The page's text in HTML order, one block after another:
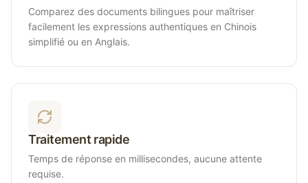
Comparez des documents bilingues pour maîtriser
facilement les expressions authentiques en Chinois
simplifié ou en Anglais.
Traitement rapide
Temps de réponse en millisecondes, aucune attente
requise.